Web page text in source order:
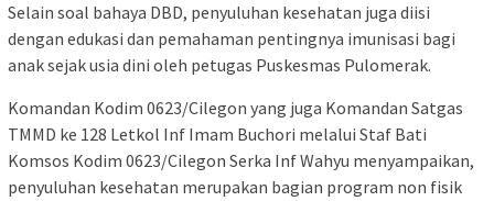
Selain soal bahaya DBD, penyuluhan kesehatan juga diisi
dengan edukasi dan pemahaman pentingnya imunisasi bagi
anak sejak usia dini oleh petugas Puskesmas Pulomerak.
Komandan Kodim 0623/Cilegon yang juga Komandan Satgas
TMMD ke 128 Letkol Inf Imam Buchori melalui Staf Bati
Komsos Kodim 0623/Cilegon Serka Inf Wahyu menyampaikan,
penyuluhan kesehatan merupakan bagian program non fisik